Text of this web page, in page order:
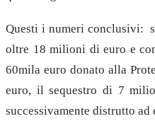
Questi i numeri conclusivi:
oltre 18 milioni di euro e
60mila euro donato alla
euro, il sequestro di 7
successivamente distrutto